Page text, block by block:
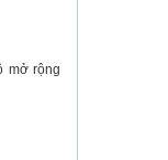
mở rộng